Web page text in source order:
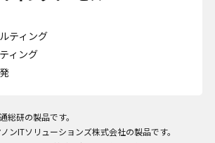
ティング
ィング
総研の製品です。
ンITソリューションズ株式会社の製品です。
ると、ブラウザに情報が保存される、またはブラウ
取得されることがあります。情報の主な保存先は
ます。個人を直接特定できる情報が保存されること
サイトのパーソナライズに使われることはあり